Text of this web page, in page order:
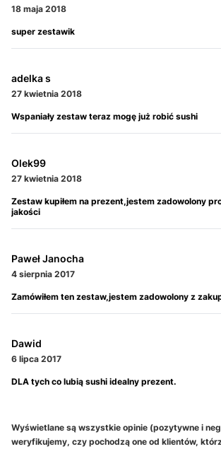
18 maja 2018
super zestawik
adelka s
27 kwietnia 2018
Wspaniały zestaw teraz mogę już robić sushi
Olek99
27 kwietnia 2018
Zestaw kupiłem na prezent,jestem zadowolony
jakości
Paweł Janocha
4 sierpnia 2017
Zamówiłem ten zestaw,jestem zadowolony z
Dawid
6 lipca 2017
DLA tych co lubią sushi idealny prezent.
Wyświetlane są wszystkie opinie (pozytywne i
weryfikujemy, czy pochodzą one od klientów,